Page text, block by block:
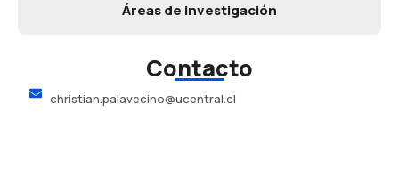
Áreas de investigación
Contacto
christian.palavecino@ucentral.cl